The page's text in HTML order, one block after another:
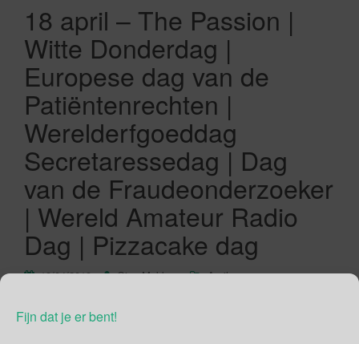
Fijn dat je er bent!
18 april – The Passion |
Witte Donderdag |
Europese dag van de
Patiëntenrechten |
Werelderfgoeddag
Secretaressedag | Dag
van de Fraudeonderzoeker
| Wereld Amateur Radio
Dag | Pizzacake dag
18/04/2019 Gina Makken April
The Passion op Witte Donderdag Het is in ons Nederland